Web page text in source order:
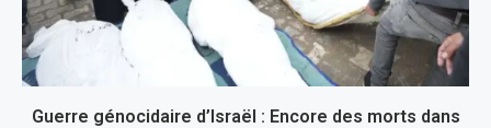
Guerre génocidaire d’Israël : Encore des morts dans